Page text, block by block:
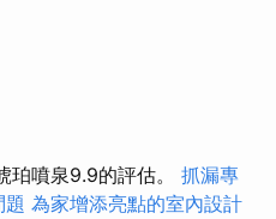
珀噴泉9.9的評估。 抓漏專
題 為家增添亮點的室內設計